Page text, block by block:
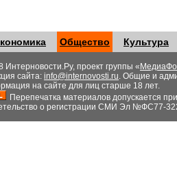
Общество Культура
Интерновости.Ру, проект группы «
сайта: info@internovosti.ru. Общие и
на сайте для лиц старше 18 лет.
Перепечатка материалов допускается
о регистрации СМИ Эл №ФС77-